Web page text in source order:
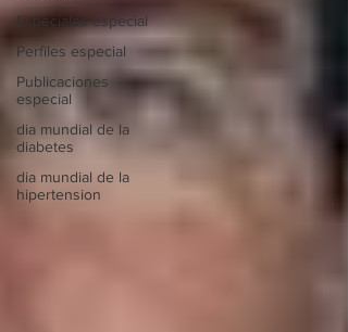
Especiales especial
Perfiles especial
Publicaciones
especial
dia mundial de la
diabetes
dia mundial de la
hipertension